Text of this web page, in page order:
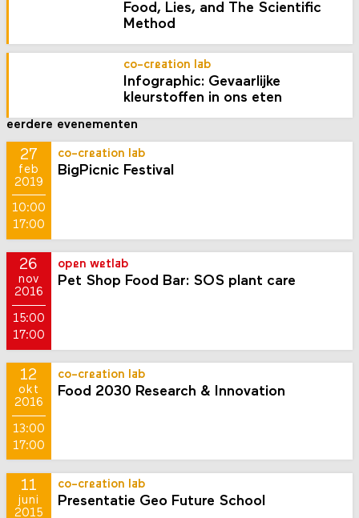
Food, Lies, and The Scientific
Method
co-creation lab
Infographic: Gevaarlijke
kleurstoffen in ons eten
eerdere evenementen
27
feb
2019
10:00
17:00
co-creation lab
BigPicnic Festival
26
nov
2016
15:00
17:00
open wetlab
Pet Shop Food Bar: SOS plant care
12
okt
2016
13:00
17:00
co-creation lab
Food 2030 Research & Innovation
11
juni
2015
co-creation lab
Presentatie Geo Future School